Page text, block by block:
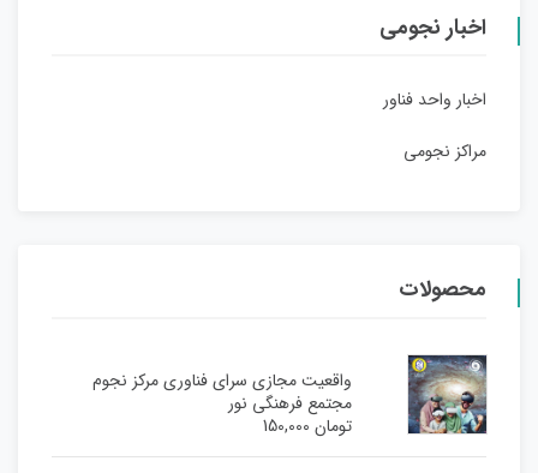
اخبار نجومی
اخبار واحد فناور
مراکز نجومی
محصولات
واقعیت مجازی سرای فناوری مرکز نجوم
مجتمع فرهنگی نور
تومان150,000